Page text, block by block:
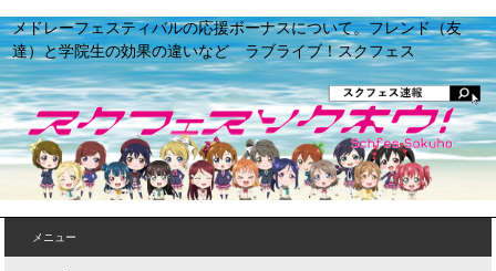
メドレーフェスティバルの応援ボーナスについて。フレンド（友
達）と学院生の効果の違いなど ラブライブ！スクフェス
メニュー